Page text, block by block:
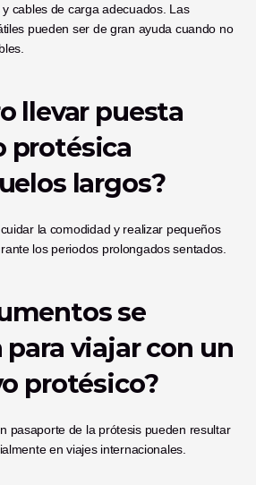
cables de carga adecuados. Las
pueden ser de gran ayuda cuando no
llevar puesta
protésica
largos?
la comodidad y realizar pequeños
los periodos prolongados sentados.
se
viajar con un
protésico?
pasaporte de la prótesis pueden resultar
en viajes internacionales.